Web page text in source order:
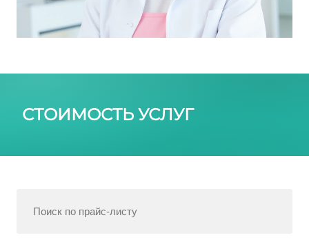
СТОИМОСТЬ УСЛУГ